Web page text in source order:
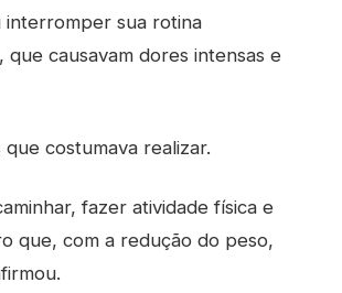
interromper sua rotina
causavam dores intensas e
costumava realizar.
fazer atividade física e
que, com a redução do peso,